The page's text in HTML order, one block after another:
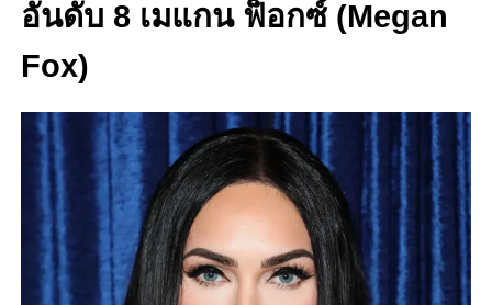
อันดับ 8 เมแกน ฟ็อกซ์ (Megan
Fox)